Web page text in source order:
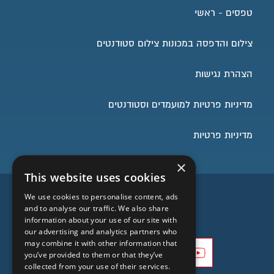
טפסים - ראשי
צילום והדפסה במכונות צילום סטודנטים
הצהרת נגישות
מדיניות פרטיות למועמדים וסטודנטים
מדיניות פרטיות
השארו בעניינים
×
This website uses cookies
We use cookies to personalise content, ads
and to analyse our traffic. We also share
information about your use of our site with
our advertising and analytics partners who
may combine it with other information that
you’ve provided to them or that they’ve
collected from your use of their services.